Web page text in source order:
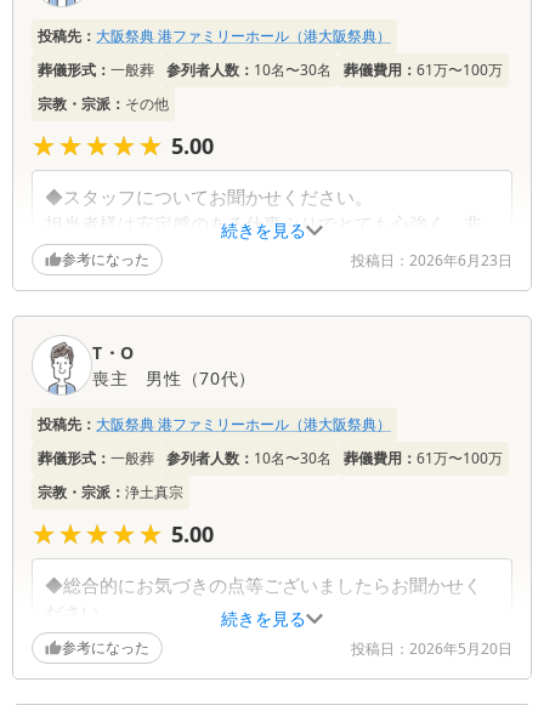
後日上司の方がお見えになり、お詫びをしてくださっ
た。大阪∼宝塚まで来てくださったのには感謝です。
手配は残念でした。別の手配ができたのではないか？
締切りで無理ですと言うだけでなく。と思ってしまい
ます。
雑談が聞こえることがあった。もう少し控えめな声で
◆総合的にお気づきの点等ございましたらお聞かせく
ださい。
大変満足しております。ありがとうございました。感
じたことを記入させていただきました。厳しい表現も
あると思いますが今後に役立てて頂ければと思いま
す。誠にありがとうございました。
続きを見る
投稿先： 大阪祭典 港ファミリーホール（港大阪祭典）
葬儀形式： 一般葬 参列者人数： 10名〜30名 葬儀費用： 61万〜100万
宗教・宗派： その他
★★★★★
★★★★★ 5.00
◆スタッフについてお聞かせください。
担当者様は安定感のある仕事ぶりでとても心強く、非
常に助かりました。アフターサービスの担当者様は心
に寄り添う感じがあり、落ち着けました。
◆総合的にお気づきの点等ございましたらお聞かせく
ださい。
アフターサービスのファイルが良かったです。
参考になった 投稿日： 2026年6月23日
続きを見る
T・O
喪主
男性 （70代）
投稿先： 大阪祭典 港ファミリーホール（港大阪祭典）
葬儀形式： 一般葬 参列者人数： 10名〜30名 葬儀費用： 61万〜100万
宗教・宗派： 浄土真宗
★★★★★
★★★★★ 5.00
◆総合的にお気づきの点等ございましたらお聞かせく
以前に利用させて頂いた時は四十九日のお布施の袋も
用意して頂きそこまで用意してもらえるのだと感心し
参考になった 投稿日： 2026年5月20日